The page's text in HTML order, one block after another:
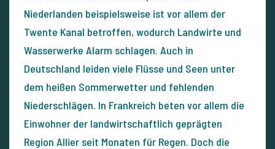
Niederlanden beispielsweise ist vor allem der
Twente Kanal betroffen, wodurch Landwirte und
Wasserwerke Alarm schlagen. Auch in
Deutschland leiden viele Flüsse und Seen unter
dem heißen Sommerwetter und fehlenden
Niederschlägen. In Frankreich beten vor allem die
Einwohner der landwirtschaftlich geprägten
Region Allier seit Monaten für Regen. Doch die